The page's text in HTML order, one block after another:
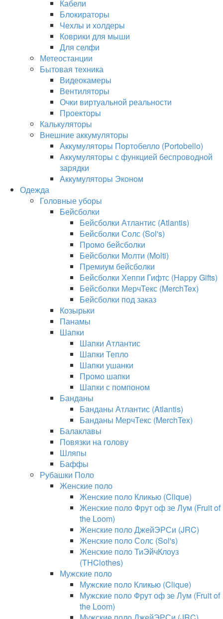
Кабели
Блокираторы
Чехлы и холдеры
Коврики для мыши
Для селфи
Метеостанции
Бытовая техника
Видеокамеры
Вентиляторы
Очки виртуальной реальности
Проекторы
Калькуляторы
Внешние аккумуляторы
Аккумуляторы Портобелло (Portobello)
Аккумуляторы с функцией беспроводной
зарядки
Аккумуляторы Эконом
Одежда
Головные уборы
Бейсболки
Бейсболки Атлантис (Atlantis)
Бейсболки Солс (Sol's)
Промо бейсболки
Бейсболки Молти (Molti)
Премиум бейсболки
Бейсболки Хеппи Гифтс (Happy Gifts)
Бейсболки МерчТекс (MerchTex)
Бейсболки под заказ
Козырьки
Панамы
Шапки
Шапки Атлантис
Шапки Тепло
Шапки ушанки
Промо шапки
Шапки с помпоном
Банданы
Банданы Атлантис (Atlantis)
Банданы МерчТекс (MerchTex)
Балаклавы
Повязки на голову
Шляпы
Баффы
Рубашки Поло
Женские поло
Женские поло Кликью (Clique)
Женские поло Фрут оф зе Лум (Fruit of
the Loom)
Женские поло ДжейЭРСи (JRC)
Женские поло Солс (Sol's)
Женские поло ТиЭйчКлоуз
(THClothes)
Мужские поло
Мужские поло Кликью (Clique)
Мужские поло Фрут оф зе Лум (Fruit of
the Loom)